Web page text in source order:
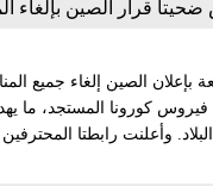
قرار الصين بإلغاء
الصين إلغاء جميع
كورونا المستجد، ما
وأعلنت رابطتا